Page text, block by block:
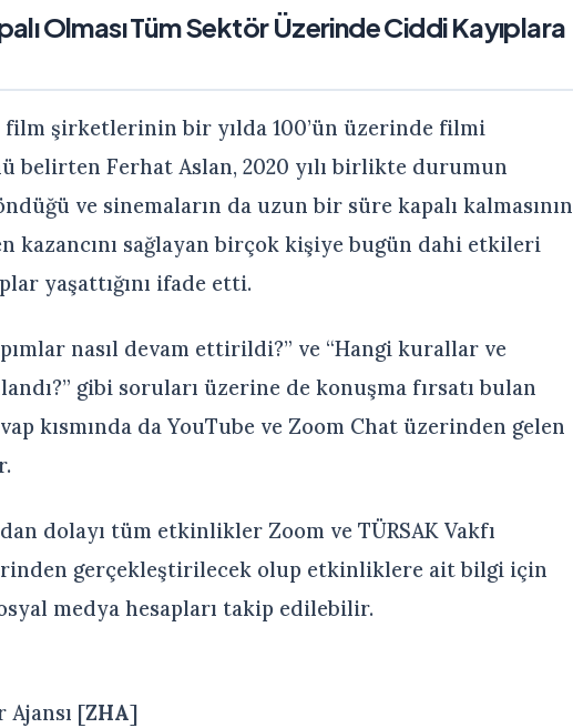
Olması Tüm Sektör Üzerinde Ciddi Kayıplara
film şirketlerinin bir yılda 100’ün üzerinde filmi
belirten Ferhat Aslan, 2020 yılı birlikte durumun
ve sinemaların da uzun bir süre kapalı kalmasının
kazancını sağlayan birçok kişiye bugün dahi etkileri
yaşattığını ifade etti.
nasıl devam ettirildi?” ve “Hangi kurallar ve
gibi soruları üzerine de konuşma fırsatı bulan
kısmında da YouTube ve Zoom Chat üzerinden gelen
dolayı tüm etkinlikler Zoom ve TÜRSAK Vakfı
gerçekleştirilecek olup etkinliklere ait bilgi için
medya hesapları takip edilebilir.
Ajansı [ZHA]